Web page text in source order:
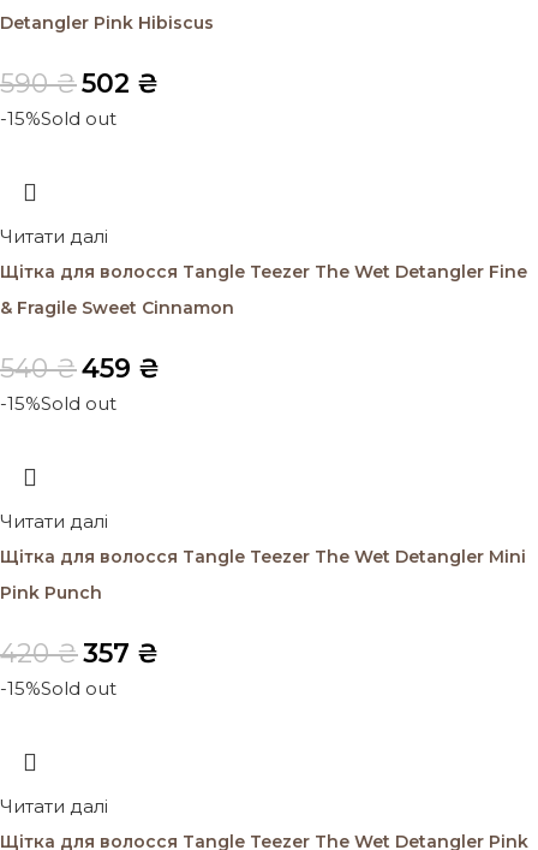
Detangler Pink Hibiscus
590₴502 ₴
-15%Sold out
Читати далі
Щітка для волосся Tangle Teezer The Wet Detangler Fine
& Fragile Sweet Cinnamon
540₴459 ₴
-15%Sold out
Читати далі
Щітка для волосся Tangle Teezer The Wet Detangler Mini
Pink Punch
420₴357 ₴
-15%Sold out
Читати далі
Щітка для волосся Tangle Teezer The Wet Detangler Pink